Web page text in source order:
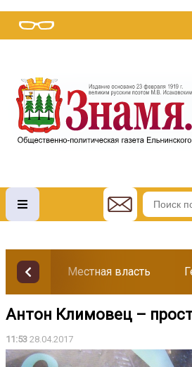
Местная власть
Антон Климовец –
11:53 28.04.2017